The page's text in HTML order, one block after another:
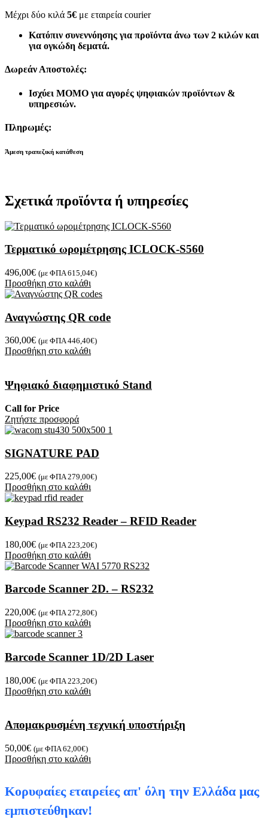
Μέχρι δύο κιλά 5€ με εταιρεία courier
Κατόπιν συνεννόησης για προϊόντα άνω των 2 κιλών και
για ογκώδη δεματά.
Δωρεάν Αποστολές:
Ισχύει MOMO για αγορές ψηφιακών προϊόντων &
υπηρεσιών.
Πληρωμές:
Άμεση τραπεζική κατάθεση
Σχετικά προϊόντα ή υπηρεσίες
Τερματικό ωρομέτρησης ICLOCK-S560
496,00€ (με ΦΠΑ 615,04€)
Προσθήκη στο καλάθι
Αναγνώστης QR code
360,00€ (με ΦΠΑ446,40€)
Προσθήκη στο καλάθι
Ψηφιακό διαφημιστικό Stand
Call for Price
Zητήστε προσφορά
SIGNATURE PAD
225,00€ (με ΦΠΑ279,00€)
Προσθήκη στο καλάθι
Keypad RS232 Reader – RFID Reader
180,00€ (με ΦΠΑ 223,20€)
Προσθήκη στο καλάθι
Barcode Scanner 2D. – RS232
220,00€ (με ΦΠΑ272,80€)
Προσθήκη στο καλάθι
Barcode Scanner 1D/2D Laser
180,00€ (με ΦΠΑ 223,20€)
Προσθήκη στο καλάθι
Απομακρυσμένη τεχνική υποστήριξη
50,00€ (με ΦΠΑ62,00€)
Προσθήκη στο καλάθι
Κορυφαίες εταιρείες απ' όλη την Ελλάδα μας
εμπιστεύθηκαν!